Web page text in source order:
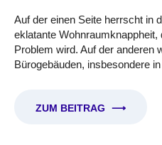
Auf der einen Seite herrscht in
eklatante
Problem wird. Auf der anderen
Bürogebäuden, insbesondere
ZUM BEITRAG ⟶